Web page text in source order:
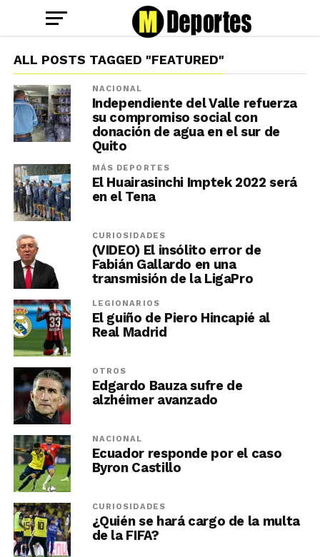
ALL POSTS TAGGED "FEATURED"
NACIONAL
Independiente del Valle refuerza
su compromiso social con
donación de agua en el sur de
Quito
MÁS DEPORTES
El Huairasinchi Imptek 2022 será
en el Tena
CURIOSIDADES
(VIDEO) El insólito error de
Fabián Gallardo en una
transmisión de la LigaPro
LEGIONARIOS
El guiño de Piero Hincapié al
Real Madrid
OTROS
Edgardo Bauza sufre de
alzhéimer avanzado
NACIONAL
Ecuador responde por el caso
Byron Castillo
CURIOSIDADES
¿Quién se hará cargo de la multa
de la FIFA?